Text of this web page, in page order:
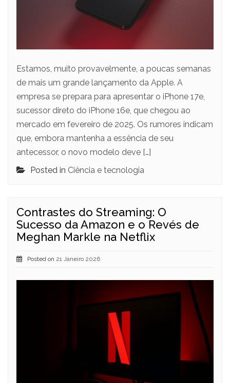
Estamos, muito provavelmente, a poucas semanas
de mais um grande lançamento da Apple. A
empresa se prepara para apresentar o iPhone 17e,
sucessor direto do iPhone 16e, que chegou ao
mercado em fevereiro de 2025. Os rumores indicam
que, embora mantenha a essência de seu
antecessor, o novo modelo deve […]
Posted in Ciência e tecnologia
Contrastes do Streaming: O
Sucesso da Amazon e o Revés de
Meghan Markle na Netflix
Posted on 21 Janeiro 2026